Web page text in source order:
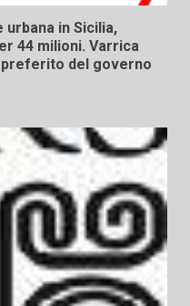
in Sicilia,
44 milioni. Varrica
preferito del governo